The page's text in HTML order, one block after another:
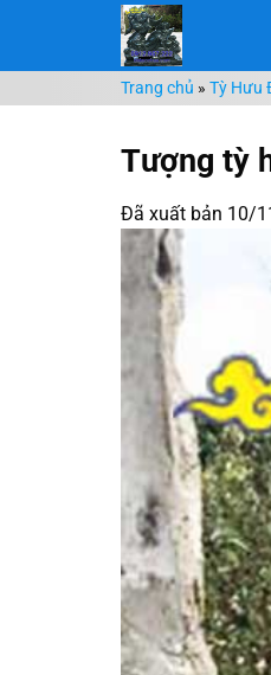
nội
dung
Trang chủ » Tỳ Hưu
Tượng tỳ
Đã xuất bản 10/